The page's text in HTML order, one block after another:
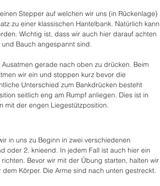
Stepper auf welchen wir uns (in Rückenlage)
zu einer klassischen Hantelbank. Natürlich kann
Wichtig ist, dass wir auch hier darauf achten
Bauch angespannt sind.
gerade nach oben zu drücken. Beim
wir ein und stoppen kurz bevor die
Unterschied zum Bankdrücken besteht
seitlich eng am Rumpf anliegen. Dies ist in
mit der engen Liegestützposition.
in uns zu Beginn in zwei verschiedenen
oder 2. knieend. In jedem Fall ist auch hier ein
Bevor wir mit der Übung starten, halten wir
Körper. Die Arme sind nach unten gestreckt.